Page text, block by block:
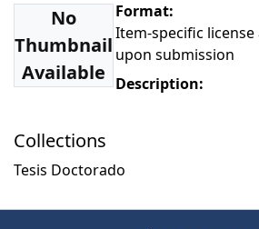
No
Thumbnail
Available
Format:
Item-specific
upon submission
Description:
Collections
Tesis Doctorado